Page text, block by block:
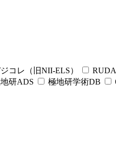
コレ（旧NII-ELS） RUDA
研ADS 極地研学術DB